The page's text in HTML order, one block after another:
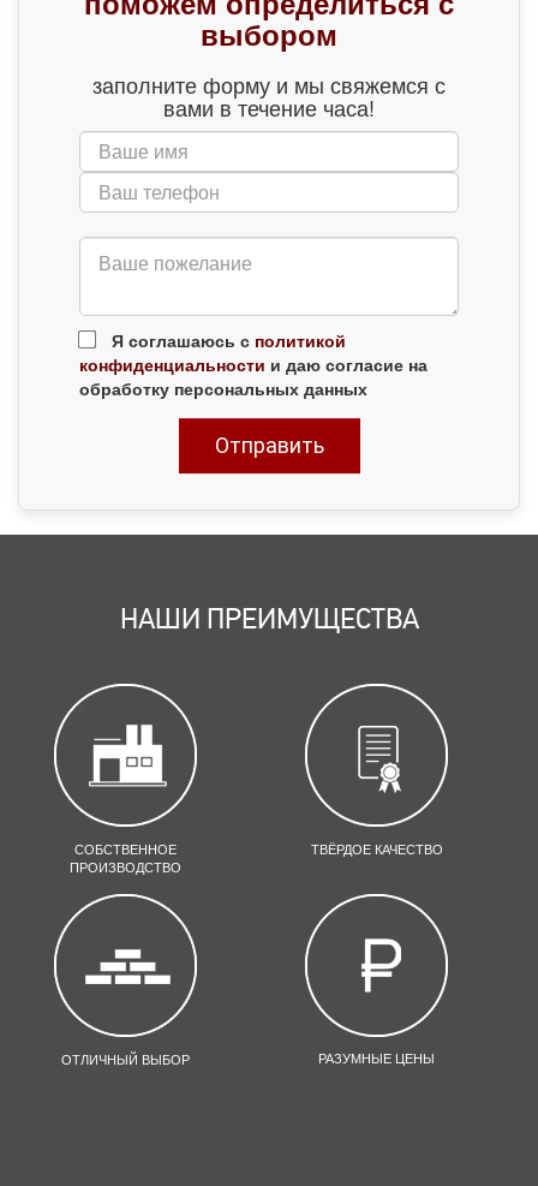
выбором
заполните форму и мы свяжемся с
вами в течение часа!
Я соглашаюсь с политикой
конфиденциальности и даю согласие на
обработку персональных данных
НАШИ ПРЕИМУЩЕСТВА
СОБСТВЕННОЕ
ПРОИЗВОДСТВО
ТВЁРДОЕ КАЧЕСТВО
ОТЛИЧНЫЙ ВЫБОР РАЗУМНЫЕ ЦЕНЫ